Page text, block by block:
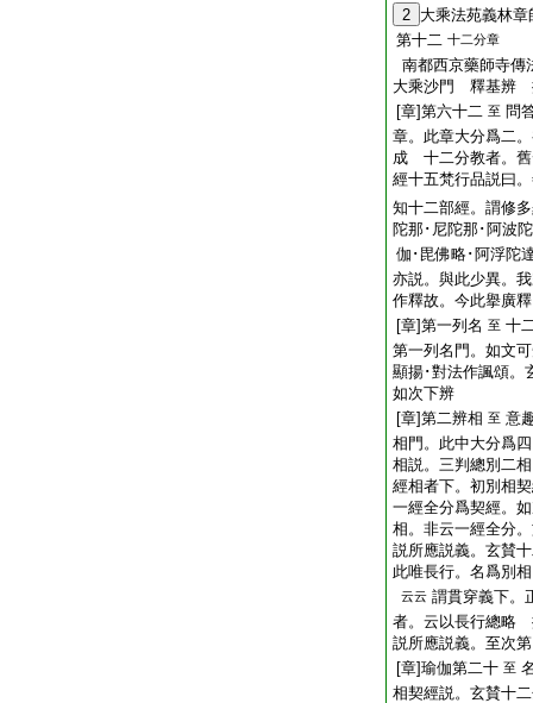
2 大乘法苑義林章
第十二 十二分章
南都西京藥師寺傳
大乘沙門 釋基辨
[章]第六十二 至 問
章。此章大分爲二
成 十二分教者。舊
經十五梵行品説曰
知十二部經。謂修
陀那･尼陀那･阿波
伽･毘佛略･阿浮陀
亦説。與此少異。
作釋故。今此擧廣
[章]第一列名 至 十
第一列名門。如文
顯揚･對法作諷頌。
如次下辨
[章]第二辨相 至 意
相門。此中大分爲
相説。三判總別二
經相者下。初別相
一經全分爲契經。
相。非云一經全分
説所應説義。玄賛
此唯長行。名爲別
云云 謂貫穿義下
者。云以長行總略
説所應説義。至次
[章]瑜伽第二十 至
相契經説。玄賛十